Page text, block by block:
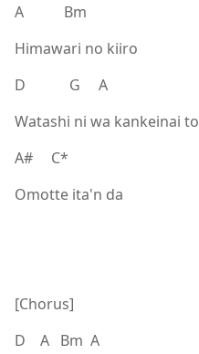
A Bm
Himawari no kiiro
D G A
Watashi ni wa kankeinai to
A# C*
Omotte ita'n da
[Chorus]
D A Bm A